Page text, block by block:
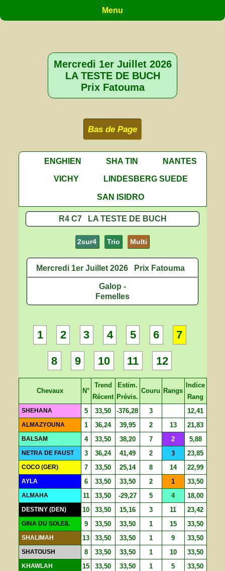
Menu
Mercredi 1er Juillet 2026
LA TESTE DE BUCH
Prix Fatouma
Bas de Page
ENGHIEN SHA TIN
NANTES
VICHY
LINDESBERG SUEDE
SAN ISIDRO
R4 C7 LA TESTE DE BUCH
2sur4 Trio Multi
Mercredi 1er Juillet 2026
Prix Fatouma
Galop -
Femelles
1 2 3 4 5 6 7
8 9 10 11 12
Chevaux N°
Trend
Récent
Estim.
Prévis.
Couru Rangs
Indice
Rang
SHEHANA 5 33,50 -376,28 3 12,41
ALMAZYOUNA 1 36,24 39,95 2 13 21,83
BALSAM 4 33,50 38,20 7 2 5,88
NETRA DE FAUST 3 36,24 41,49 2 3 23,85
COCO (GER) 7 33,50 25,14 8 14 22,99
AYLA 6 33,50 33,50 2 1 33,50
ALMAHA 11 33,50 -29,27 5 4 18,00
DESTINY (DEN) 10 33,50 15,16 3 11 23,42
GINA DU SOLEIL 9 33,50 33,50 1 15 33,50
SHALIMAH 13 33,50 33,50 1 9 33,50
SHATOUSH 8 33,50 33,50 1 10 33,50
KHAWLAH 15 33,50 33,50 1 5 33,50